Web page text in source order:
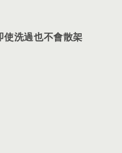
使洗過也不會散架